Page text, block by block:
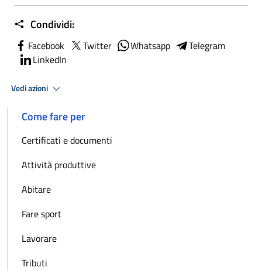
Condividi:
Facebook Twitter Whatsapp
Telegram
LinkedIn
Vedi azioni
Come fare per
Certificati e documenti
Attività produttive
Abitare
Fare sport
Lavorare
Tributi